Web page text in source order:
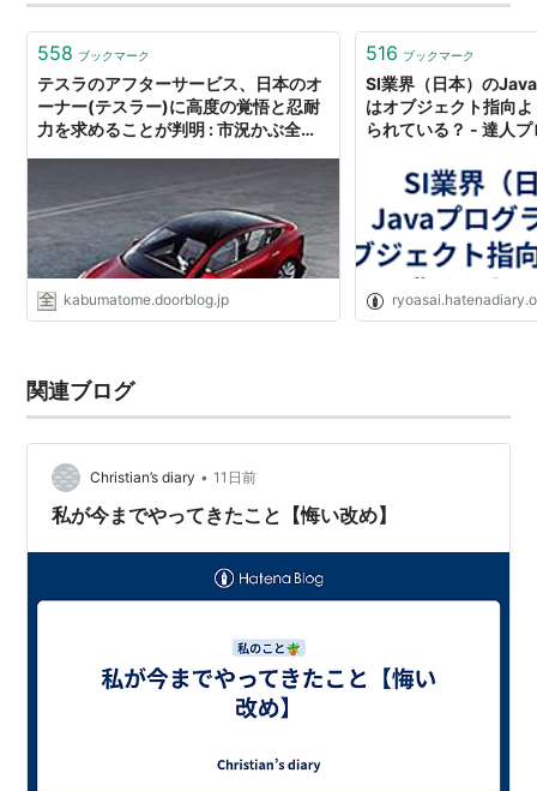
558 ブックマーク
テスラのアフターサービス、日本のオ
ーナー(テスラー)に高度の覚悟と忍耐
力を求めることが判明 : 市況かぶ全力
kabumatome.doorblog.jp
516 ブックマーク
SI業界（日本）の
はオブジェクト指向
られている？ - 達人
関連ブログ
Christian’s diary • 11日前
私が今までやってきたこと【悔い改め】